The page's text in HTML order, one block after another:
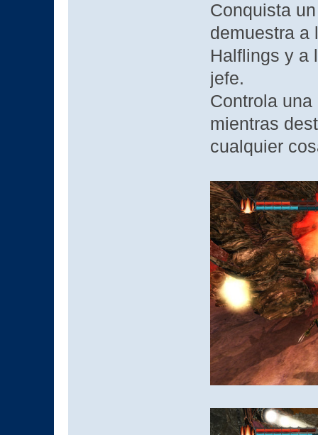
Conquista
demuestra a
Halflings y a
jefe.
Controla
mientras
cualquier